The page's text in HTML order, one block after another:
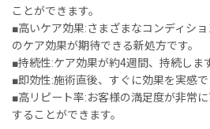
ことができます。
■高いケア効果:さまざまなコンディシ
のケア効果が期待できる新処方です。
■持続性:ケア効果が約4週間、持続しま
■即効性:施術直後、すぐに効果を実感で
■高リピート率:お客様の満足度が非常
することができます。